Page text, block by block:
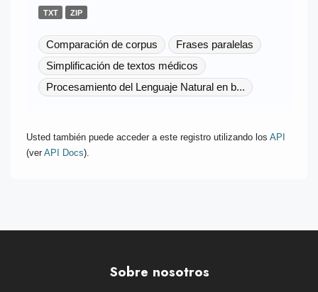
TXT ZIP
Comparación de corpus
Frases paralelas
Simplificación de textos médicos
Procesamiento del Lenguaje Natural en b...
Usted también puede acceder a este registro utilizando los API
(ver API Docs).
Sobre nosotros